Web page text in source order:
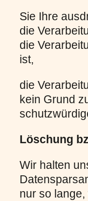
Sie Ihre
die
die
ist,
die
kein Grund
Löschung
Wir halten
nur so